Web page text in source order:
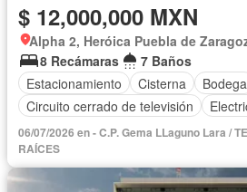
$ 12,000,000 MXN
Alpha 2, Heróica Puebla de
8 Recámaras
7 Baños
Estacionamiento
Cisterna
Bodega
Circuito cerrado de televisión
06/07/2026 en - C.P. Gema LLaguno Lara /
RAÍCES